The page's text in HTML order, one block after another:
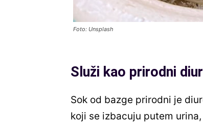
Foto: Unsplash
Služi kao prirodni
Sok od bazge prirodni je
koji se izbacuju putem